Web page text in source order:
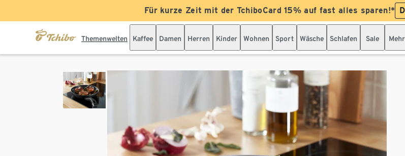
Für kurze Zeit mit der TchiboCard 15% auf fast alles sparen!*
Themenwelten Kaffee Damen Herren Kinder Wohnen Sport Wäsche Schlafen Sale Mehr